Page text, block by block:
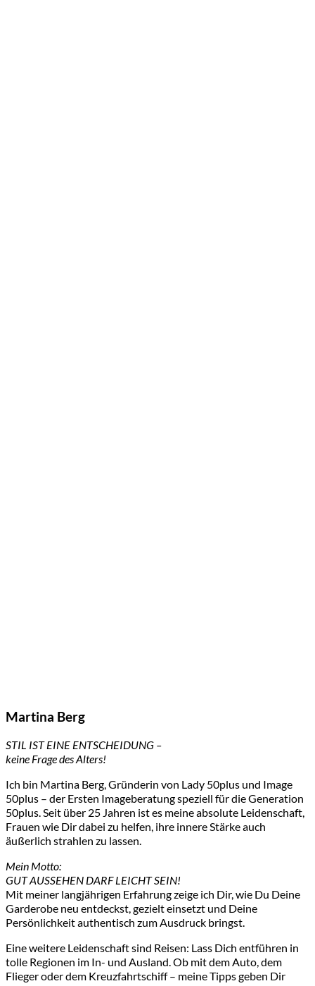
Martina Berg
STIL IST EINE ENTSCHEIDUNG –
keine Frage des Alters!
Ich bin Martina Berg, Gründerin von Lady 50plus und Image
50plus – der Ersten Imageberatung speziell für die Generation
50plus. Seit über 25 Jahren ist es meine absolute Leidenschaft,
Frauen wie Dir dabei zu helfen, ihre innere Stärke auch
äußerlich strahlen zu lassen.
Mein Motto:
GUT AUSSEHEN DARF LEICHT SEIN!
Mit meiner langjährigen Erfahrung zeige ich Dir, wie Du Deine
Garderobe neu entdeckst, gezielt einsetzt und Deine
Persönlichkeit authentisch zum Ausdruck bringst.
Eine weitere Leidenschaft sind Reisen: Lass Dich entführen in
tolle Regionen im In- und Ausland. Ob mit dem Auto, dem
Flieger oder dem Kreuzfahrtschiff – meine Tipps geben Dir